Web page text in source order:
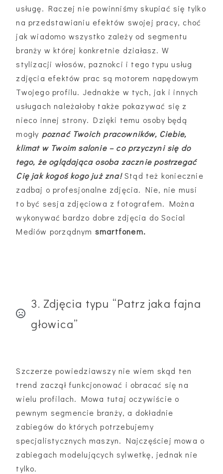
usługę. Raczej nie powinniśmy skupiać się tylko
na przedstawianiu efektów swojej pracy, choć
jak wiadomo wszystko zależy od segmentu
branży w której konkretnie działasz. W
stylizacji włosów, paznokci i tego typu usług
zdjęcia efektów prac są motorem napędowym
Twojego profilu. Jednakże w tych, jak i innych
usługach należałoby także pokazywać się z
nieco innej strony. Dzięki temu osoby będą
mogły poznać Twoich pracowników, Ciebie,
klimat w Twoim salonie – co przyczyni się do
tego, że oglądająca osoba zacznie postrzegać
Cię jak kogoś kogo już zna! Stąd też koniecznie
zadbaj o profesjonalne zdjęcia. Nie, nie musi
to być sesja zdjęciowa z fotografem. Można
wykonywać bardzo dobre zdjęcia do Social
Mediów porządnym smartfonem.
3. Zdjęcia typu “Patrz jaka fajna
głowica”
Szczerze powiedziawszy nie wiem skąd ten
trend zaczął funkcjonować i obracać się na
wielu profilach. Mowa tutaj oczywiście o
pewnym segmencie branży, a dokładnie
zabiegów do których potrzebujemy
specjalistycznych maszyn. Najczęściej mowa o
zabiegach modelujących sylwetkę, jednak nie
tylko.